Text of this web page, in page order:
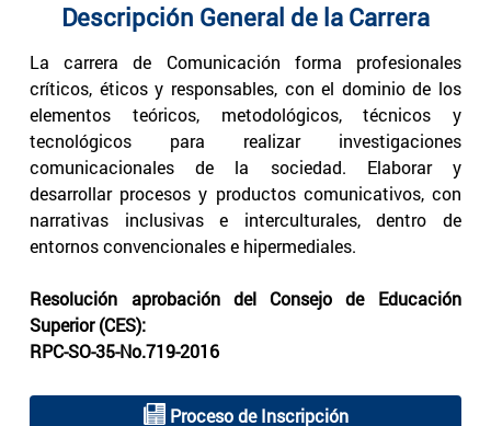
Descripción General de la Carrera
La carrera de Comunicación forma profesionales
críticos, éticos y responsables, con el dominio de los
elementos teóricos, metodológicos, técnicos y
tecnológicos para realizar investigaciones
comunicacionales de la sociedad. Elaborar y
desarrollar procesos y productos comunicativos, con
narrativas inclusivas e interculturales, dentro de
entornos convencionales e hipermediales.
Resolución aprobación del Consejo de Educación
Superior (CES):
RPC-SO-35-No.719-2016
Proceso de Inscripción